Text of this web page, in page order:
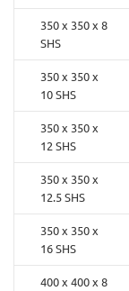
350 x 350 x 8
SHS
350 x 350 x
10 SHS
350 x 350 x
12 SHS
350 x 350 x
12.5 SHS
350 x 350 x
16 SHS
400 x 400 x 8